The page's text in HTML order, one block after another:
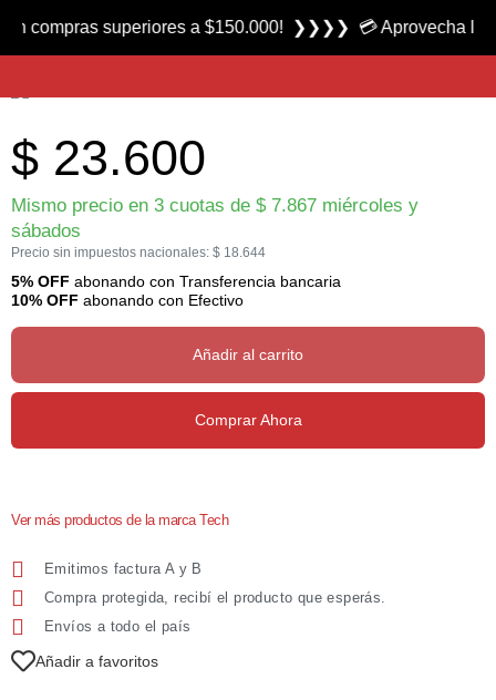
Producto nuevo
Navaja Curve Kerambite marca Cobra
$ 23.600
Mismo precio en 3 cuotas de $7.867 miércoles y
sábados
Precio sin impuestos nacionales: $ 18.644
5% OFF abonando con Transferencia bancaria
10% OFF abonando con Efectivo
Añadir al carrito
Comprar Ahora
Ver más productos de la marca Tech
Emitimos factura A y B
Compra protegida, recibí el producto que esperás.
Envíos a todo el país
Añadir a favoritos
superiores a $150.000! ❯❯❯❯ 💳 Aprovecha las 3